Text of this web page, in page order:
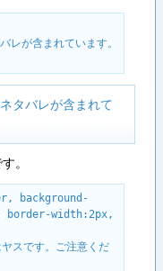
レが含まれています。
タバレが含まれて
。
background-
width:2px,
スです。ご注意くだ